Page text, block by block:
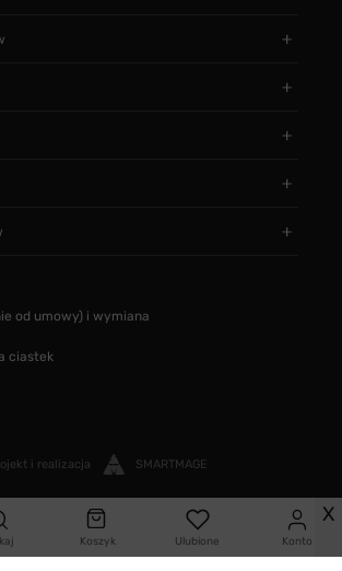
Koszyk Ulubione Konto
od umowy) i wymiana
ciastek
i realizacja SMARTMAGE
X